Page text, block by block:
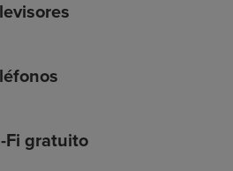
Fi gratuito